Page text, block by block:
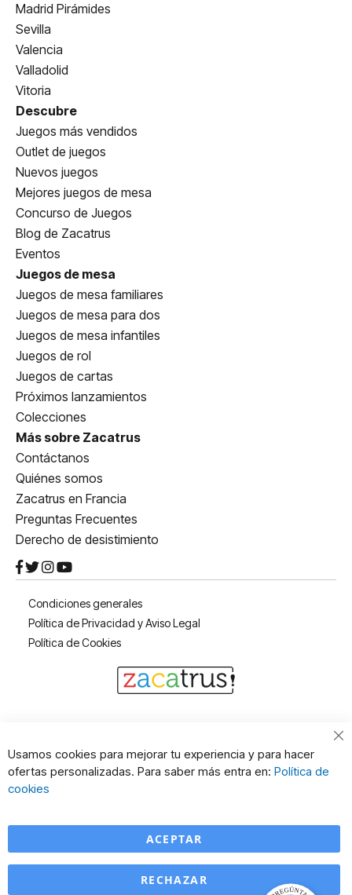
Madrid Pirámides
Sevilla
Valencia
Valladolid
Vitoria
Descubre
Juegos más vendidos
Outlet de juegos
Nuevos juegos
Mejores juegos de mesa
Concurso de Juegos
Blog de Zacatrus
Eventos
Juegos de mesa
Juegos de mesa familiares
Juegos de mesa para dos
Juegos de mesa infantiles
Juegos de rol
Juegos de cartas
Próximos lanzamientos
Colecciones
Más sobre Zacatrus
Contáctanos
Quiénes somos
Zacatrus en Francia
Preguntas Frecuentes
Derecho de desistimiento
Condiciones generales
Política de Privacidad y Aviso Legal
Política de Cookies
Usamos cookies para mejorar tu experiencia y para hacer
ofertas personalizadas. Para saber más entra en: Política de
cookies
ACEPTAR
RECHAZAR